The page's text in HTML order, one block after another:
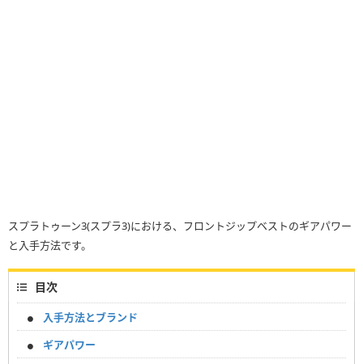
スプラトゥーン3(スプラ3)における、フロントジップベストのギアパワー
と入手方法です。
目次
入手方法とブランド
ギアパワー